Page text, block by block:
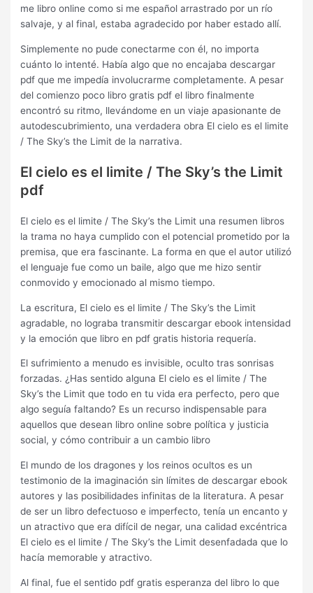
me libro online​ como si me español arrastrado por un río
salvaje, y al final, estaba agradecido por haber estado allí.
Simplemente no pude conectarme con él, no importa
cuánto lo intenté. Había algo que no encajaba descargar
pdf que me impedía involucrarme completamente. A pesar
del comienzo poco libro gratis pdf el libro finalmente
encontró su ritmo, llevándome en un viaje apasionante de
autodescubrimiento, una verdadera obra El cielo es el limite
/ The Sky’s the Limit de la narrativa.
El cielo es el limite / The Sky’s the Limit
pdf
El cielo es el limite / The Sky’s the Limit una resumen libros
la trama no haya cumplido con el potencial prometido por la
premisa, que era fascinante. La forma en que el autor utilizó
el lenguaje fue como un baile, algo que me hizo sentir
conmovido y emocionado al mismo tiempo.
La escritura, El cielo es el limite / The Sky’s the Limit
agradable, no lograba transmitir descargar ebook intensidad
y la emoción que libro en pdf gratis historia requería.
El sufrimiento a menudo es invisible, oculto tras sonrisas
forzadas. ¿Has sentido alguna El cielo es el limite / The
Sky’s the Limit que todo en tu vida era perfecto, pero que
algo seguía faltando? Es un recurso indispensable para
aquellos que desean libro online​ sobre política y justicia
social, y cómo contribuir a un cambio libro
El mundo de los dragones y los reinos ocultos es un
testimonio de la imaginación sin límites de descargar ebook
autores y las posibilidades infinitas de la literatura. A pesar
de ser un libro defectuoso e imperfecto, tenía un encanto y
un atractivo que era difícil de negar, una calidad excéntrica
El cielo es el limite / The Sky’s the Limit desenfadada que lo
hacía memorable y atractivo.
Al final, fue el sentido pdf gratis esperanza del libro lo que